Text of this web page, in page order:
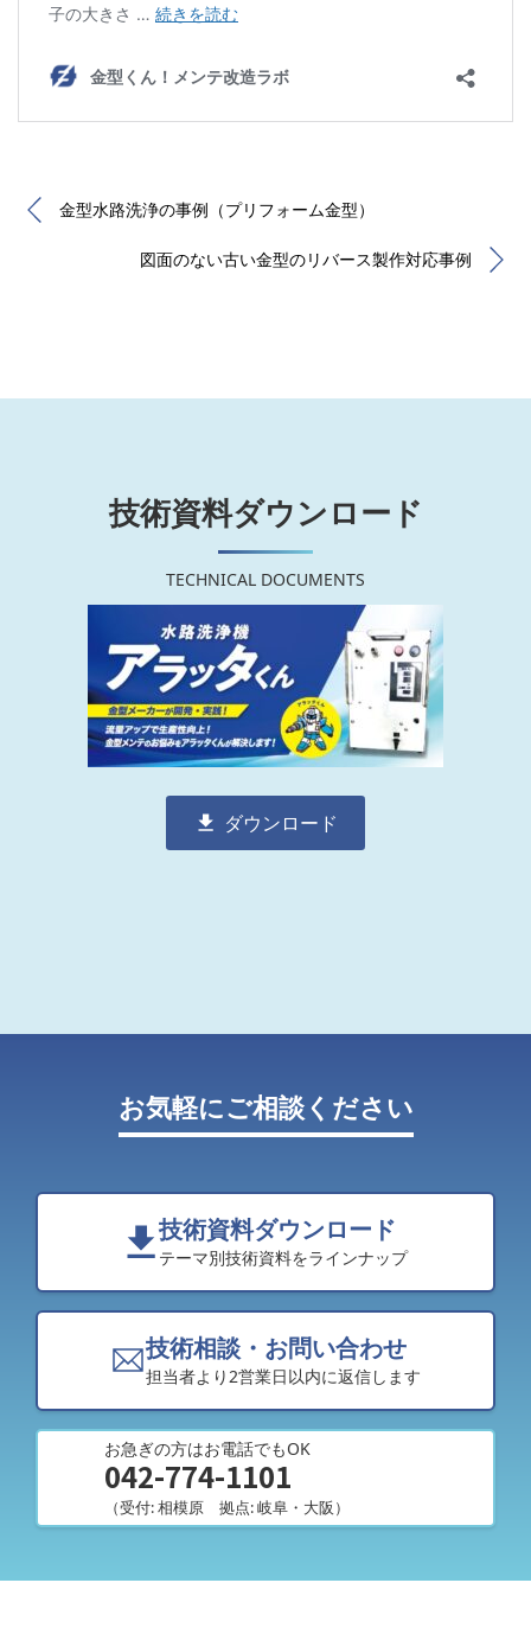
金型水路洗浄の事例（プリフォーム金型）
図面のない古い金型のリバース製作対応事例
技術資料ダウンロード
TECHNICAL DOCUMENTS
ダウンロード
お気軽にご相談ください
技術資料ダウンロード
テーマ別技術資料をラインナップ
技術相談・お問い合わせ
担当者より2営業日以内に返信します
お急ぎの方はお電話でもOK
042-774-1101
（受付: 相模原 拠点: 岐阜・大阪）